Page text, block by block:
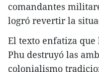
comandantes
logró revertir la
​El texto enfatiza
Phu destruyó las
colonialismo